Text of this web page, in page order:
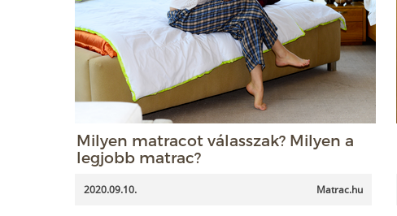
Milyen matracot válasszak? Milyen a
legjobb matrac?
2020.09.10. Matrac.hu